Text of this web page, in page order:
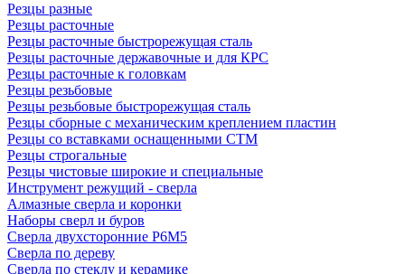
Резцы разные
Резцы расточные
Резцы расточные быстрорежущая сталь
Резцы расточные державочные и для КРС
Резцы расточные к головкам
Резцы резьбовые
Резцы резьбовые быстрорежущая сталь
Резцы сборные с механическим креплением пластин
Резцы со вставками оснащенными СТМ
Резцы строгальные
Резцы чистовые широкие и специальные
Инструмент режущий - сверла
Алмазные сверла и коронки
Наборы сверл и буров
Сверла двухсторонние Р6М5
Сверла по дереву
Сверла по стеклу и керамике